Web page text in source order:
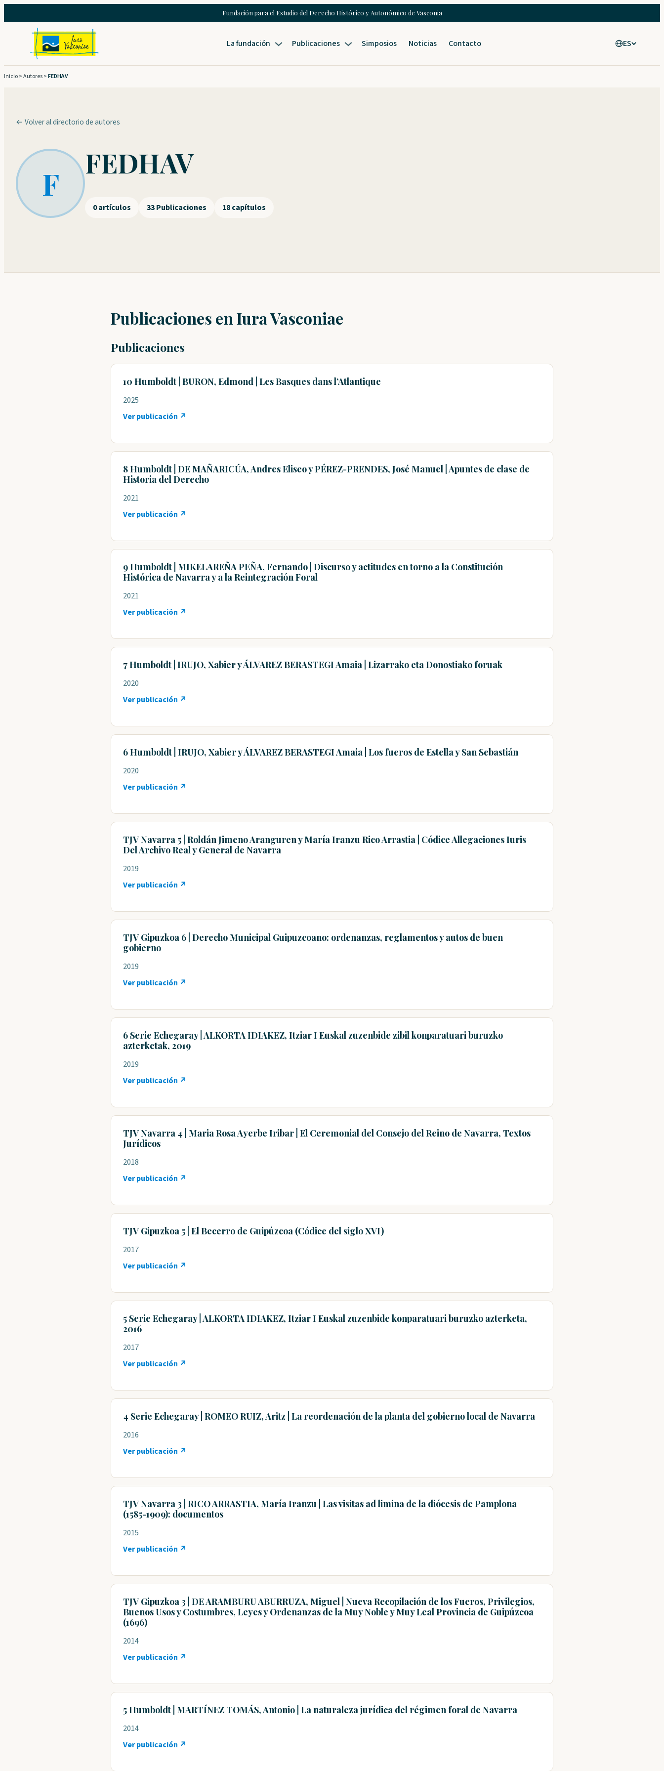
al
contenido
Fundación para el Estudio del Derecho Histórico y Autonómico de Vasconia
La fundación Publicaciones Simposios Noticias Contacto ES
Inicio>Autores>FEDHAV
← Volver al directorio de autores
F
FEDHAV
0 artículos 33 Publicaciones 18 capítulos
Publicaciones en Iura Vasconiae
Publicaciones
10 Humboldt | BURON, Edmond | Les Basques dans l’Atlantique
2025
Ver publicación ↗
8 Humboldt | DE MAÑARICÚA, Andres Eliseo y PÉREZ-PRENDES, José Manuel | Apuntes de clase de
Historia del Derecho
2021
Ver publicación ↗
9 Humboldt | MIKELAREÑA PEÑA, Fernando | Discurso y actitudes en torno a la Constitución
Histórica de Navarra y a la Reintegración Foral
2021
Ver publicación ↗
7 Humboldt | IRUJO, Xabier y ÁLVAREZ BERASTEGI Amaia | Lizarrako eta Donostiako foruak
2020
Ver publicación ↗
6 Humboldt | IRUJO, Xabier y ÁLVAREZ BERASTEGI Amaia | Los fueros de Estella y San Sebastián
2020
Ver publicación ↗
TJV Navarra 5 | Roldán Jimeno Aranguren y María Iranzu Rico Arrastia | Códice Allegaciones Iuris
Del Archivo Real y General de Navarra
2019
Ver publicación ↗
TJV Gipuzkoa 6 | Derecho Municipal Guipuzcoano: ordenanzas, reglamentos y autos de buen
gobierno
2019
Ver publicación ↗
6 Serie Echegaray | ALKORTA IDIAKEZ, Itziar I Euskal zuzenbide zibil konparatuari buruzko
azterketak, 2019
2019
Ver publicación ↗
TJV Navarra 4 | Maria Rosa Ayerbe Iribar | El Ceremonial del Consejo del Reino de Navarra, Textos
Jurídicos
2018
Ver publicación ↗
TJV Gipuzkoa 5 | El Becerro de Guipúzcoa (Códice del siglo XVI)
2017
Ver publicación ↗
5 Serie Echegaray | ALKORTA IDIAKEZ, Itziar I Euskal zuzenbide konparatuari buruzko azterketa,
2016
2017
Ver publicación ↗
4 Serie Echegaray | ROMEO RUIZ, Aritz | La reordenación de la planta del gobierno local de Navarra
2016
Ver publicación ↗
TJV Navarra 3 | RICO ARRASTIA, María Iranzu | Las visitas ad limina de la diócesis de Pamplona
(1585-1909): documentos
2015
Ver publicación ↗
TJV Gipuzkoa 3 | DE ARAMBURU ABURRUZA, Miguel | Nueva Recopilación de los Fueros, Privilegios,
Buenos Usos y Costumbres, Leyes y Ordenanzas de la Muy Noble y Muy Leal Provincia de Guipúzcoa
(1696)
2014
Ver publicación ↗
5 Humboldt | MARTÍNEZ TOMÁS, Antonio | La naturaleza jurídica del régimen foral de Navarra
2014
Ver publicación ↗